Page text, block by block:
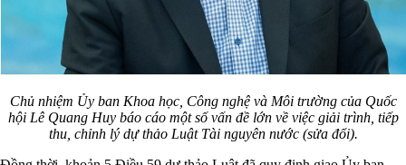
Chủ nhiệm Ủy ban Khoa học, Công nghệ và Môi trường của Quốc
hội Lê Quang Huy báo cáo một số vấn đề lớn về việc giải trình, tiếp
thu, chỉnh lý dự thảo Luật Tài nguyên nước (sửa đổi).